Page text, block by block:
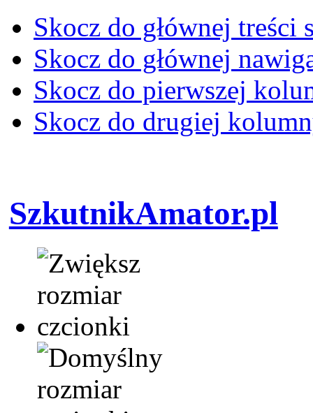
Skocz do głównej treści
Skocz do głównej
Skocz do pierwszej
Skocz do drugiej
SzkutnikAmator.pl